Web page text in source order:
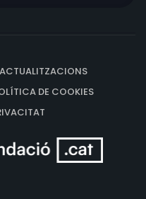
ACTUALITZACIONS
DE COOKIES